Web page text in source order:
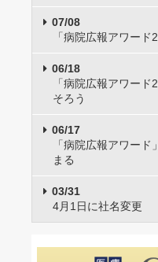
07/08
「病院広報アワー
06/18
「病院広報アワー
そろう
06/17
「病院広報アワー
まる
03/31
4月1日に社名変更